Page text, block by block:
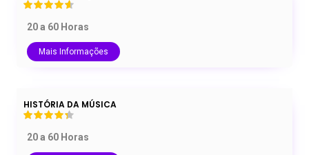
20 a 60 Horas
Mais Informações
HISTÓRIA DA MÚSICA
20 a 60 Horas